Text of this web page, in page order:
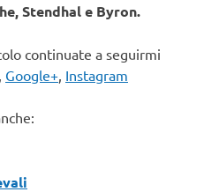
Stendhal e Byron.
continuate a seguirmi
Google+ Instagram